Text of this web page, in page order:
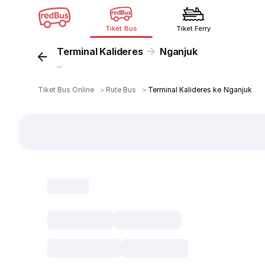
Tiket Bus Tiket Ferry
Terminal Kalideres Nganjuk
...
Tiket Bus Online ＞ Rute Bus ＞ Terminal Kalideres ke Nganjuk